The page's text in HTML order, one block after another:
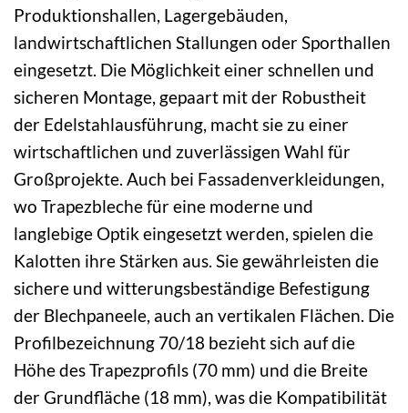
Produktionshallen, Lagergebäuden,
landwirtschaftlichen Stallungen oder Sporthallen
eingesetzt. Die Möglichkeit einer schnellen und
sicheren Montage, gepaart mit der Robustheit
der Edelstahlausführung, macht sie zu einer
wirtschaftlichen und zuverlässigen Wahl für
Großprojekte. Auch bei Fassadenverkleidungen,
wo Trapezbleche für eine moderne und
langlebige Optik eingesetzt werden, spielen die
Kalotten ihre Stärken aus. Sie gewährleisten die
sichere und witterungsbeständige Befestigung
der Blechpaneele, auch an vertikalen Flächen. Die
Profilbezeichnung 70/18 bezieht sich auf die
Höhe des Trapezprofils (70 mm) und die Breite
der Grundfläche (18 mm), was die Kompatibilität